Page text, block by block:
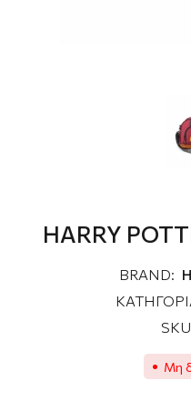
HARRY
BRAND:
Μη